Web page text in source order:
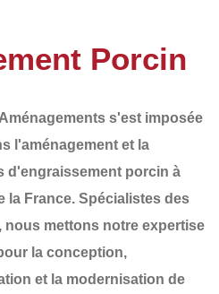
Porcin
s'est imposée
l'aménagement et la
d'engraissement porcin à
la France. Spécialistes des
mettons notre expertise
la conception,
et la modernisation de